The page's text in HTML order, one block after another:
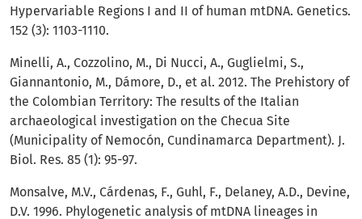
Hypervariable Regions I and II of human mtDNA. Genetics.
152 (3): 1103-1110.
Minelli, A., Cozzolino, M., Di Nucci, A., Guglielmi, S.,
Giannantonio, M., Dámore, D., et al. 2012. The Prehistory of
the Colombian Territory: The results of the Italian
archaeological investigation on the Checua Site
(Municipality of Nemocón, Cundinamarca Department). J.
Biol. Res. 85 (1): 95-97.
Monsalve, M.V., Cárdenas, F., Guhl, F., Delaney, A.D., Devine,
D.V. 1996. Phylogenetic analysis of mtDNA lineages in